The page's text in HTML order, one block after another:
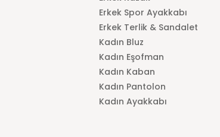
Erkek Spor Ayakkabı
Erkek Terlik & Sandalet
Kadın Bluz
Kadın Eşofman
Kadın Kaban
Kadın Pantolon
Kadın Ayakkabı